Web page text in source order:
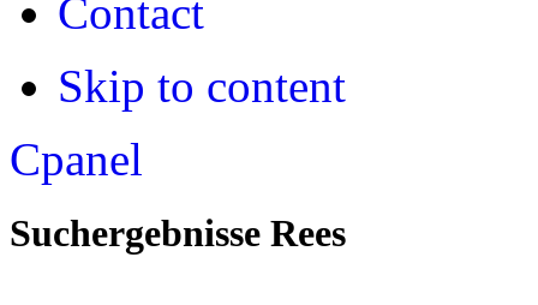
Contact
Skip to content
Default font size
Cpanel
Suchergebnisse Rees